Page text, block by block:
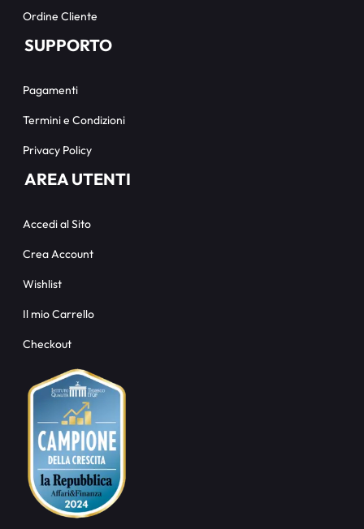
Ordine Cliente
SUPPORTO
Pagamenti
Termini e Condizioni
Privacy Policy
AREA UTENTI
Accedi al Sito
Crea Account
Wishlist
Il mio Carrello
Checkout